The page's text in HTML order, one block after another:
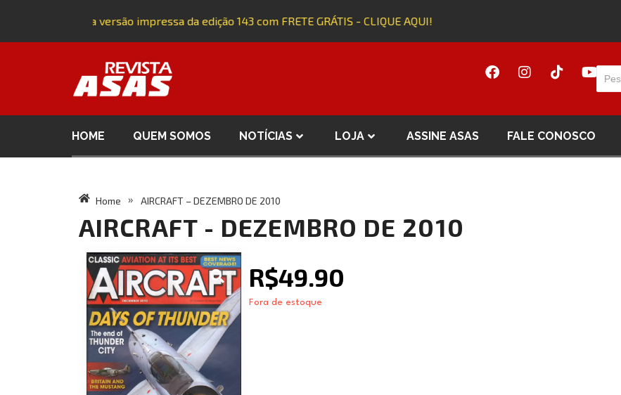
Adquira a versão impressa da edição 143 com FRETE GRÁTIS - CLIQUE AQUI!
HOME QUEM SOMOS NOTÍCIAS LOJA ASSINE ASAS FALE CONOSCO
Home » AIRCRAFT – DEZEMBRO DE 2010
AIRCRAFT - DEZEMBRO DE 2010
R$49.90
Fora de estoque